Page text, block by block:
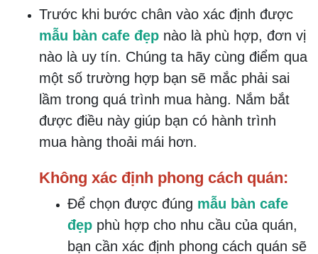
Trước khi bước chân vào xác định được
mẫu bàn cafe đẹp nào là phù hợp, đơn vị
nào là uy tín. Chúng ta hãy cùng điểm qua
một số trường hợp bạn sẽ mắc phải sai
lầm trong quá trình mua hàng. Nắm bắt
được điều này giúp bạn có hành trình
mua hàng thoải mái hơn.
Không xác định phong cách quán:
Để chọn được đúng mẫu bàn cafe
đẹp phù hợp cho nhu cầu của quán,
bạn cần xác định phong cách quán sẽ